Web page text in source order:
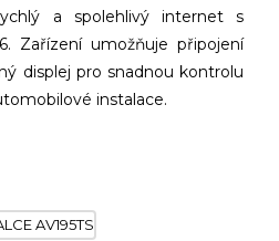
a spolehlivý internet s
Zařízení umožňuje připojení
displej pro snadnou kontrolu
instalace.